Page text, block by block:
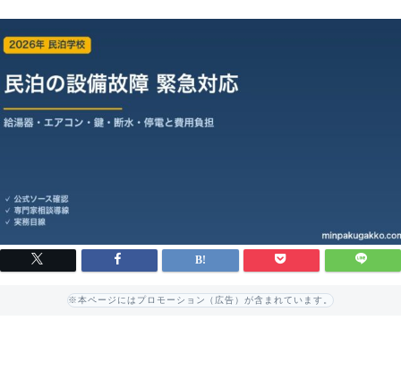
※本ページにはプロモーション（広告）が含まれています。